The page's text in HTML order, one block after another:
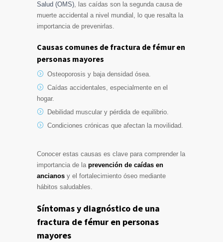
Salud (OMS), las caídas son la segunda causa de
muerte accidental a nivel mundial, lo que resalta la
importancia de prevenirlas.
Causas comunes de fractura de fémur en
personas mayores
Osteoporosis y baja densidad ósea.
Caídas accidentales, especialmente en el
hogar.
Debilidad muscular y pérdida de equilibrio.
Condiciones crónicas que afectan la movilidad.
Conocer estas causas es clave para comprender la
importancia de la prevención de caídas en
ancianos y el fortalecimiento óseo mediante
hábitos saludables.
Síntomas y diagnóstico de una
fractura de fémur en personas
mayores